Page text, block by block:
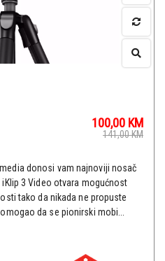
100,00 KM
141,00KM
donosi vam najnoviji nosač
3 Video otvara mogućnost
tako da nikada ne propuste
da se pionirski mobi...